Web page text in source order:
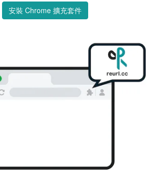
安裝 Chrome 擴充套件